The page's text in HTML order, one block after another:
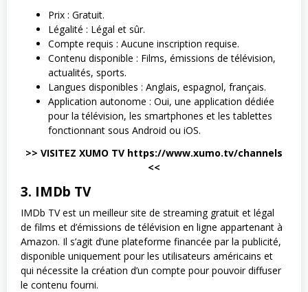
Prix : Gratuit.
Légalité : Légal et sûr.
Compte requis : Aucune inscription requise.
Contenu disponible : Films, émissions de télévision,
actualités, sports.
Langues disponibles : Anglais, espagnol, français.
Application autonome : Oui, une application dédiée
pour la télévision, les smartphones et les tablettes
fonctionnant sous Android ou iOS.
>> VISITEZ XUMO TV https://www.xumo.tv/channels
<<
3. IMDb TV
IMDb TV est un meilleur site de streaming gratuit et légal
de films et d’émissions de télévision en ligne appartenant à
Amazon. Il s’agit d’une plateforme financée par la publicité,
disponible uniquement pour les utilisateurs américains et
qui nécessite la création d’un compte pour pouvoir diffuser
le contenu fourni.